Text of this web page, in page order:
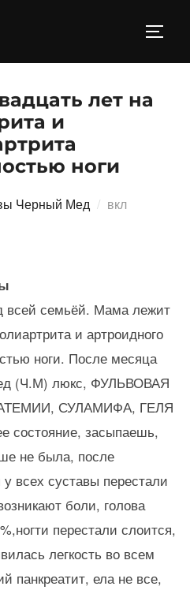
лет на
и
ноги
Черный Мед вкл
семьёй. Мама лежит
и артроидного
ноги. После месяца
(Ч.М) люкс, ФУЛЬВОВАЯ
СУЛАМИФА, ГЕЛЯ
состояние, засыпаешь,
не была, после
всех суставы перестали
боли, голова
перестали слоится,
легкость во всем
панкреатит, ела не все,